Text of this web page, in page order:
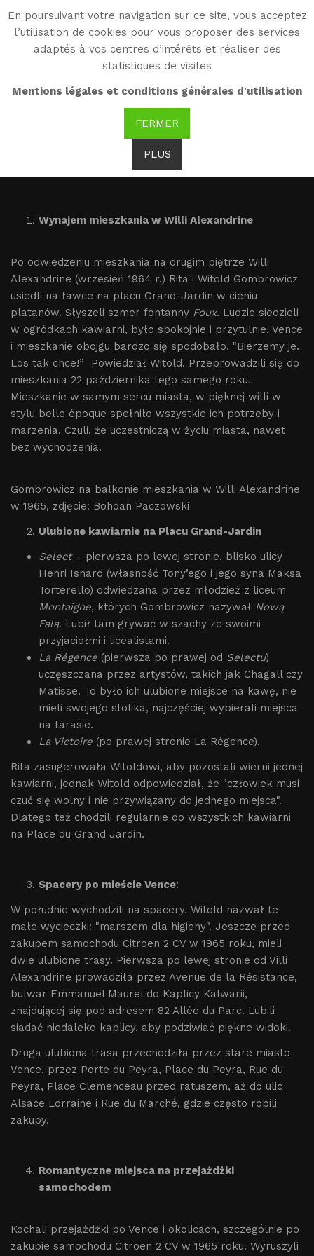
En poursuivant votre navigation sur ce site, vous acceptez
l’utilisation de cookies pour vous proposer des services
adaptés à vos centres d’intérêts et réaliser des
statistiques de visites
Mentions légales et conditions générales d'utilisation
FERMER
PLUS
WG
Witold Gombrowicz
Vence Rity i Witolda -
Wynajem mieszkania w Willi Alexandrine
Po odwiedzeniu mieszkania na drugim piętrze Willi
Alexandrine (wrzesień 1964 r.) Rita i Witold Gombrowicz
usiedli na ławce na placu Grand-Jardin w cieniu
platanów. Słyszeli szmer fontanny Foux. Ludzie siedzieli
w ogródkach kawiarni, było spokojnie i przytulnie. Vence
i mieszkanie obojgu bardzo się spodobało. "Bierzemy je.
Los tak chce!”
Powiedział Witold. Przeprowadzili się do
mieszkania 22 października tego samego roku.
Mieszkanie w samym sercu miasta, w pięknej willi w
stylu belle époque spełniło wszystkie ich potrzeby i
marzenia. Czuli, że uczestniczą w życiu miasta, nawet
bez wychodzenia.
Gombrowicz na balkonie mieszkania w Willi Alexandrine
w 1965, zdjęcie: Bohdan Paczowski
Ulubione kawiarnie na Placu Grand-Jardin
Select– pierwsza po lewej stronie, blisko ulicy
Henri Isnard (własność Tony’ego i jego syna Maksa
Torterello) odwiedzana przez młodzież z liceum
Montaigne, których Gombrowicz nazywał Nową
Falą. Lubił tam grywać w szachy ze swoimi
przyjaciółmi i licealistami.
La Régence (pierwsza po prawej od Selectu)
uczęszczana przez artystów, takich jak Chagall czy
Matisse. To było ich ulubione miejsce na kawę, nie
mieli swojego stolika, najczęściej wybierali miejsca
na tarasie.
La Victoire (po prawej stronie La Régence).
Rita zasugerowała Witoldowi, aby pozostali wierni jednej
kawiarni, jednak Witold odpowiedział, że "człowiek musi
czuć się wolny i nie przywiązany do jednego miejsca".
Dlatego też chodzili regularnie do wszystkich kawiarni
na Place du Grand Jardin.
Spacery po mieście Vence:
W południe wychodzili na spacery. Witold nazwał te
małe wycieczki: "marszem dla higieny". Jeszcze przed
zakupem samochodu Citroen 2 CV w 1965 roku, mieli
dwie ulubione trasy. Pierwsza po lewej stronie od Villi
Alexandrine prowadziła przez Avenue de la Résistance,
bulwar Emmanuel Maurel do Kaplicy Kalwarii,
znajdującej się pod adresem 82 Allée du Parc. Lubili
siadać niedaleko kaplicy, aby podziwiać piękne widoki.
Druga ulubiona trasa przechodziła przez stare miasto
Vence, przez Porte du Peyra, Place du Peyra, Rue du
Peyra, Place Clemenceau przed ratuszem, aż do ulic
Alsace Lorraine i Rue du Marché, gdzie często robili
zakupy.
Romantyczne miejsca na przejażdżki
samochodem
Kochali przejażdżki po Vence i okolicach, szczególnie po
zakupie samochodu Citroen 2 CV w 1965 roku. Wyruszyli